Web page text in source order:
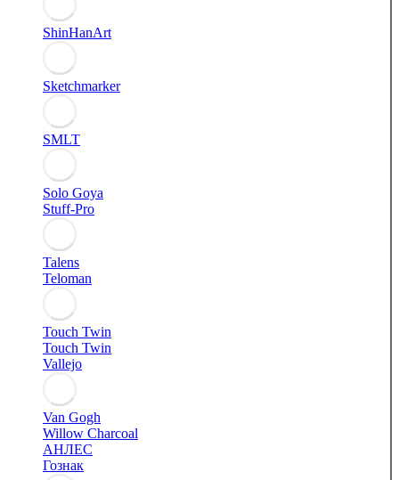
ShinHanArt
Sketchmarker
SMLT
Solo Goya
Stuff-Pro
Talens
Teloman
Touch Twin
Touch Twin
Vallejo
Van Gogh
Willow Charcoal
АНЛЕС
Гознак